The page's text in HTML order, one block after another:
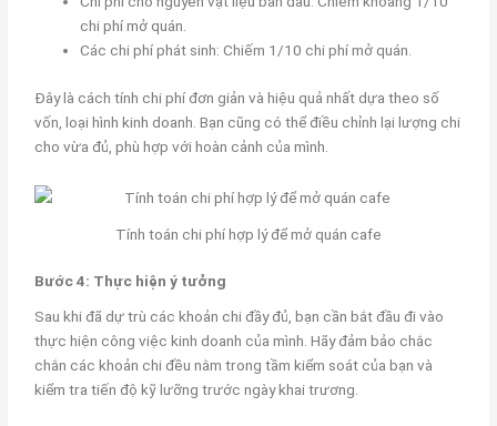
chi phí mở quán.
Các chi phí phát sinh: Chiếm 1/10 chi phí mở quán.
Đây là cách tính chi phí đơn giản và hiệu quả nhất dựa theo số
vốn, loại hình kinh doanh. Bạn cũng có thể điều chỉnh lại lượng chi
cho vừa đủ, phù hợp với hoàn cảnh của mình.
Tính toán chi phí hợp lý để mở quán cafe
Bước 4: Thực hiện ý tưởng
Sau khi đã dự trù các khoản chi đầy đủ, bạn cần bắt đầu đi vào
thực hiện công việc kinh doanh của mình. Hãy đảm bảo chắc
chắn các khoản chi đều nằm trong tầm kiểm soát của bạn và
kiểm tra tiến độ kỹ lưỡng trước ngày khai trương.